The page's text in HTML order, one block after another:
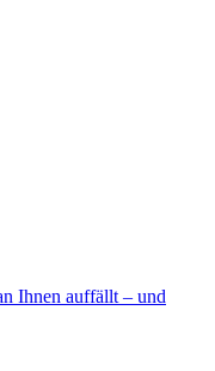
Ihnen auffällt – und